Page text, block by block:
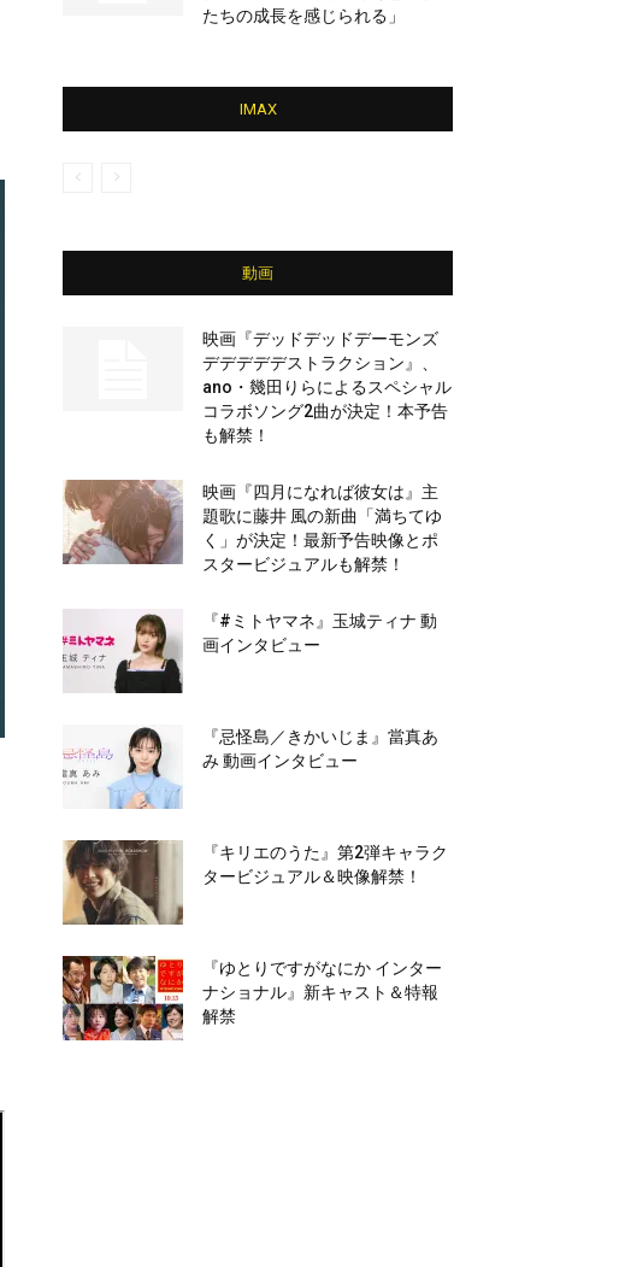
たちの成長を感じられる」
IMAX
動画
映画『デッドデッドデーモンズ
デデデデデストラクション』、
ano・幾田りらによるスペシャル
コラボソング2曲が決定！本予告
も解禁！
映画『四月になれば彼女は』主
題歌に藤井 風の新曲「満ちてゆ
く」が決定！最新予告映像とポ
スタービジュアルも解禁！
『#ミトヤマネ』玉城ティナ 動
画インタビュー
『忌怪島／きかいじま』當真あ
み 動画インタビュー
『キリエのうた』第2弾キャラク
タービジュアル＆映像解禁！
『ゆとりですがなにか インター
ナショナル』新キャスト＆特報
解禁